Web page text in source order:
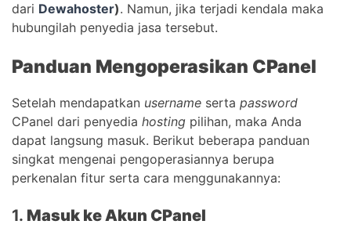
dari Dewahoster). Namun, jika terjadi kendala maka
hubungilah penyedia jasa tersebut.
Panduan Mengoperasikan CPanel
Setelah mendapatkan username serta password
CPanel dari penyedia hosting pilihan, maka Anda
dapat langsung masuk. Berikut beberapa panduan
singkat mengenai pengoperasiannya berupa
perkenalan fitur serta cara menggunakannya:
1. Masuk ke Akun CPanel